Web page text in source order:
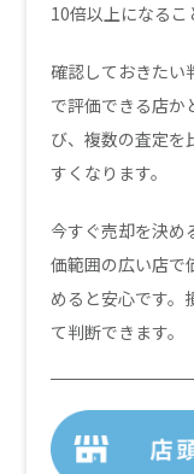
10倍以上になるこ
確認しておきたい
で評価できる店か
び、複数の査定を
すくなります。
今すぐ売却を決め
価範囲の広い店で
めると安心です。
て判断できます。